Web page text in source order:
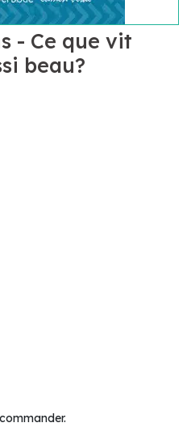
- Ce que vit
beau?